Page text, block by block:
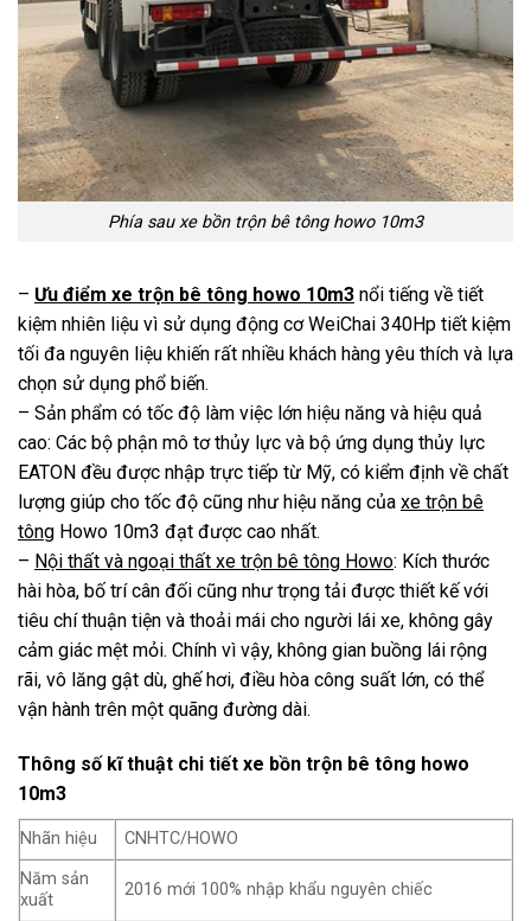
Phía sau xe bồn trộn bê tông howo 10m3
– Ưu điểm xe trộn bê tông howo 10m3 nổi tiếng về tiết
kiệm nhiên liệu vì sử dụng động cơ WeiChai 340Hp tiết kiệm
tối đa nguyên liệu khiến rất nhiều khách hàng yêu thích và lựa
chọn sử dụng phổ biến.
– Sản phẩm có tốc độ làm việc lớn hiệu năng và hiệu quả
cao: Các bộ phận mô tơ thủy lực và bộ ứng dụng thủy lực
EATON đều được nhập trực tiếp từ Mỹ, có kiểm định về chất
lượng giúp cho tốc độ cũng như hiệu năng của xe trộn bê
tông Howo 10m3 đạt được cao nhất.
– Nội thất và ngoại thất xe trộn bê tông Howo: Kích thước
hài hòa, bố trí cân đối cũng như trọng tải được thiết kế với
tiêu chí thuận tiện và thoải mái cho người lái xe, không gây
cảm giác mệt mỏi. Chính vì vậy, không gian buồng lái rộng
rãi, vô lăng gật dù, ghế hơi, điều hòa công suất lớn, có thể
vận hành trên một quãng đường dài.
Thông số kĩ thuật chi tiết xe bồn trộn bê tông howo
10m3
Nhãn hiệu
CNHTC/HOWO
Năm sản
xuất
2016 mới 100% nhập khẩu nguyên chiếc